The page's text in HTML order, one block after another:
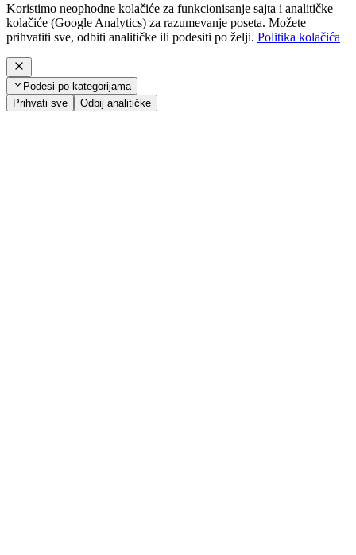
Koristimo neophodne kolačiće za funkcionisanje sajta i analitičke
kolačiće (Google Analytics) za razumevanje poseta. Možete
prihvatiti sve, odbiti analitičke ili podesiti po želji. Politika kolačića
Podesi po kategorijama
Prihvati sve
Odbij analitičke